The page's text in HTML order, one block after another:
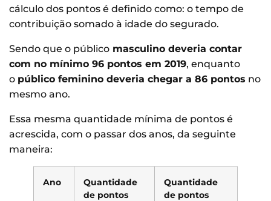
cálculo dos pontos é definido como: o tempo de
contribuição somado à idade do segurado.
Sendo que o público masculino deveria contar
com no mínimo 96 pontos em 2019, enquanto
o público feminino deveria chegar a 86 pontos no
mesmo ano.
Essa mesma quantidade mínima de pontos é
acrescida, com o passar dos anos, da seguinte
maneira:
Ano
Quantidade
de pontos
Quantidade
de pontos